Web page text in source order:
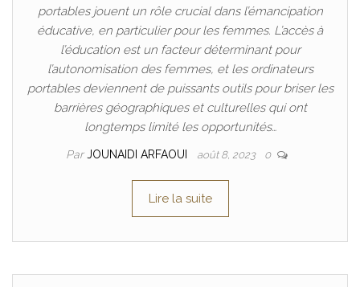
portables jouent un rôle crucial dans l’émancipation
éducative, en particulier pour les femmes. L’accès à
l’éducation est un facteur déterminant pour
l’autonomisation des femmes, et les ordinateurs
portables deviennent de puissants outils pour briser les
barrières géographiques et culturelles qui ont
longtemps limité les opportunités…
ParJOUNAIDI ARFAOUI août 8, 2023 0
Lire la suite